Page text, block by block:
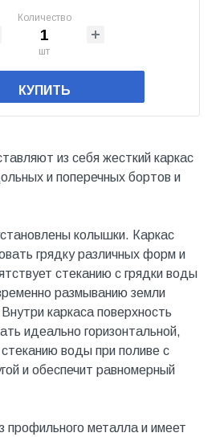
Количество
шт
КУПИТЬ
из себя жесткий каркас
и поперечных бортов и
колышки. Каркас
грядку различных форм и
стеканию с грядки воды
размыванию земли
каркаса поверхность
идеально горизонтальной,
воды при поливе с
и обеспечит равномерный
профильного металла и имеет